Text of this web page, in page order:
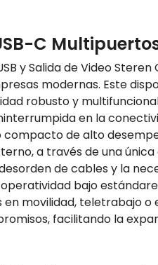
USB-C
y Salida de Video
modernas. Este
robusto y
en la
de alto
a través de una
de cables y la
bajo
movilidad, teletrabajo
facilitando la